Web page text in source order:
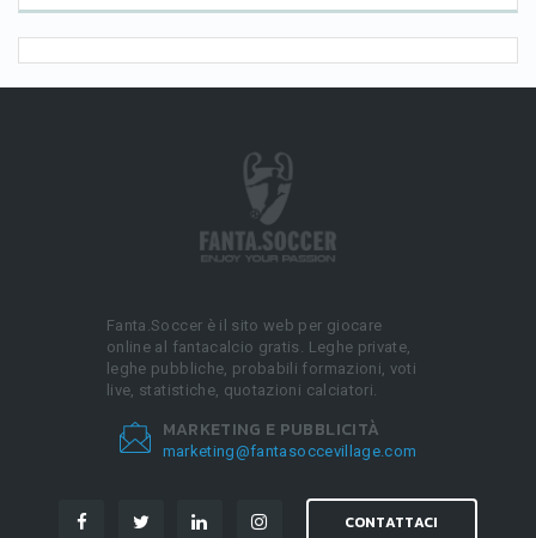
Fanta.Soccer è il sito web per giocare
online al fantacalcio gratis. Leghe private,
leghe pubbliche, probabili formazioni, voti
live, statistiche, quotazioni calciatori.
MARKETING E PUBBLICITÀ
marketing@fantasoccevillage.com
CONTATTACI